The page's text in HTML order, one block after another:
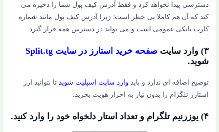
دسترسی پیدا نخواهد کرد و فقط آدرس کیف پول شما را ذخیره می
کند که آن هم کاملا بی خطر است؛ زیرا آدرس کیف پول مانند شماره
کارت بانکی عمومی است و می تواند در دسترس همه قرار گیرد.
۳) وارد سایت
صفحه خرید استارز در سایت Split.tg
شوید.
توضیح اضافه ای ندارد و باید وارد سایت اسپلیت شوید تا بتوانید ارز
استارز تلگرام را بدون نیاز به احراز هویت بخرید.
۴) یوزرنیم تلگرام و تعداد استار دلخواه خود را وارد کنید.